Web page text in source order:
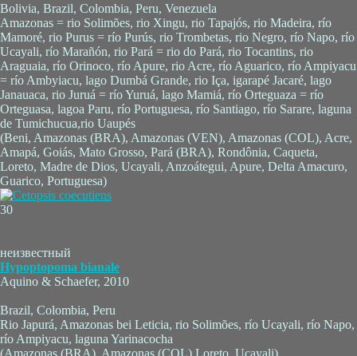
Bolivia, Brazil, Colombia, Peru, Venezuela
Amazonas = rio Solimões, rio Xingu, rio Tapajós, rio Madeira, río
Mamoré, rio Purus = río Purús, rio Trombetas, rio Negro, río Napo, río
Ucayali, río Marañón, rio Pará = rio do Pará, rio Tocantins, rio
Araguaia, río Orinoco, río Apure, rio Acre, río Aguarico, río Ampiyacu
= río Ambyiacu, lago Dumbá Grande, rio Iça, igarapé Jacaré, lago
Janauaca, rio Juruá = río Yuruá, lago Mamiá, río Orteguaza = río
Orteguasa, lagoa Paru, río Portuguesa, río Santiago, río Sarare, laguna
de Tumichucua,rio Uaupés
(Beni, Amazonas (BRA), Amazonas (VEN), Amazonas (COL), Acre,
Amapá, Goiás, Mato Grosso, Pará (BRA), Rondônia, Caqueta,
Loreto, Madre de Dios, Ucayali, Anzoátegui, Apure, Delta Amacuro,
Guarico, Portuguesa)
30
неизвестный
Hypoptopoma bianale
Aquino & Schaefer, 2010
Brazil, Colombia, Peru
Rio Japurá, Amazonas bei Leticia, rio Solimões, río Ucayali, río Napo,
río Ampiyacu, laguna Yarinacocha
(Amazonas (BRA), Amazonas (COL) Loreto, Ucayali)